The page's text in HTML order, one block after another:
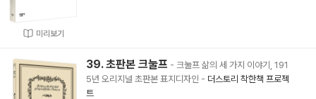
미리보기
39. 초판본 크눌프 - 크눌프 삶의 세 가지 이야기, 191
5년 오리지널 초판본 표지디자인 - 더스토리 착한책 프로젝
트